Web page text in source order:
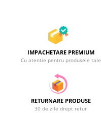
IMPACHETARE PREMIUM
Cu atentie pentru produsele tale
RETURNARE PRODUSE
30 de zile drept retur